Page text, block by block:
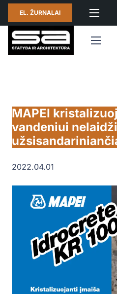
EL. ŽURNALAI
MAPEI
vandeniui
2022.04.01